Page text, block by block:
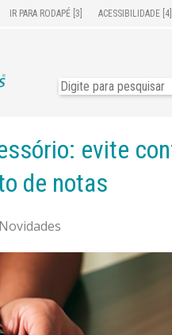
IR PARA RODAPÉ [3] ACESSIBILIDADE [4]
evite
de notas